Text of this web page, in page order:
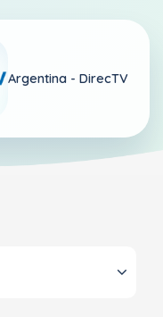
Argentina - DirecTV